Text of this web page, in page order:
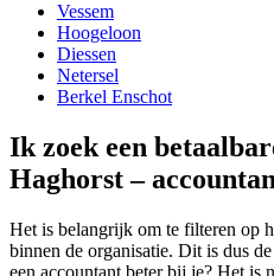
Vessem
Hoogeloon
Diessen
Netersel
Berkel Enschot
Ik zoek een
Haghorst –
Het is belangrijk om te filteren op
binnen de organisatie. Dit is dus